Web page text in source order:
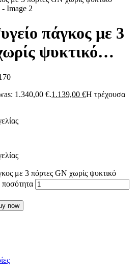
πάγκος με 3
ψυκτικό
60εκ
1.340,00 €.1.139,00 €Η τρέχουσα
με 3 πόρτες GN χωρίς ψυκτικό
now